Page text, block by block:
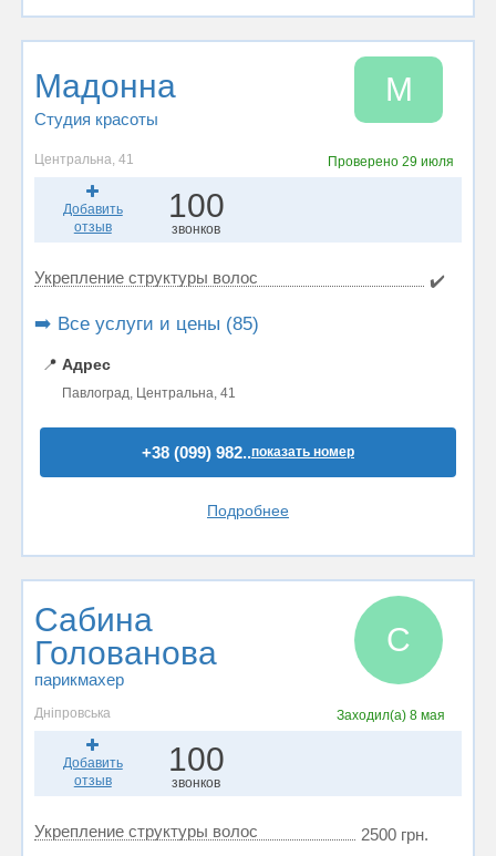
Мадонна
Студия красоты
М
Центральна, 41 Проверено 29 июля
Добавить
отзыв
100
звонков
Укрепление структуры волос ✔️
➡️ Все услуги и цены (85)
📍 Адрес
Павлоград, Центральна, 41
+38 (099) 982..показать номер
Подробнее
Сабина
Голованова
парикмахер
С
Дніпровська Заходил(а) 8 мая
Добавить
отзыв
100
звонков
Укрепление структуры волос 2500 грн.